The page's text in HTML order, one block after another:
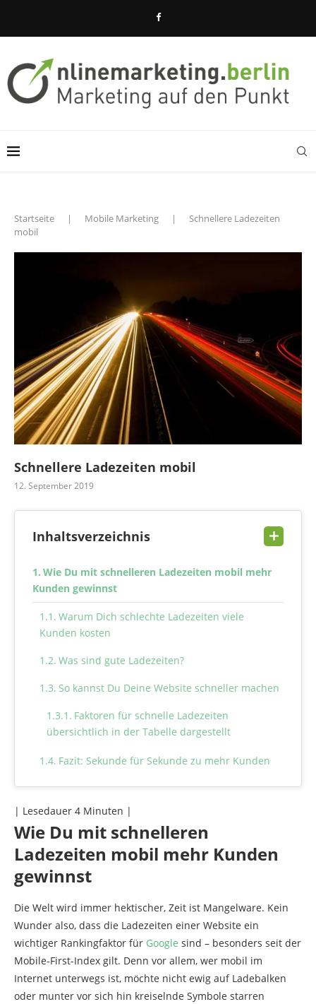
Startseite | Mobile Marketing |
Schnellere Ladezeiten
mobil
Schnellere Ladezeiten mobil
12. September 2019
Inhaltsverzeichnis
Wie Du mit schnelleren Ladezeiten mobil mehr
Kunden gewinnst
Warum Dich schlechte Ladezeiten viele
Kunden kosten
Was sind gute Ladezeiten?
So kannst Du Deine Website schneller machen
Faktoren für schnelle Ladezeiten
übersichtlich in der Tabelle dargestellt
Fazit: Sekunde für Sekunde zu mehr Kunden
| Lesedauer 4 Minuten |
Wie Du mit schnelleren
Ladezeiten mobil mehr Kunden
gewinnst
Die Welt wird immer hektischer, Zeit ist Mangelware. Kein
Wunder also, dass die Ladezeiten einer Website ein
wichtiger Rankingfaktor für Google sind – besonders seit der
Mobile-First-Index gilt. Denn vor allem, wer mobil im
Internet unterwegs ist, möchte nicht ewig auf Ladebalken
oder munter vor sich hin kreiselnde Symbole starren